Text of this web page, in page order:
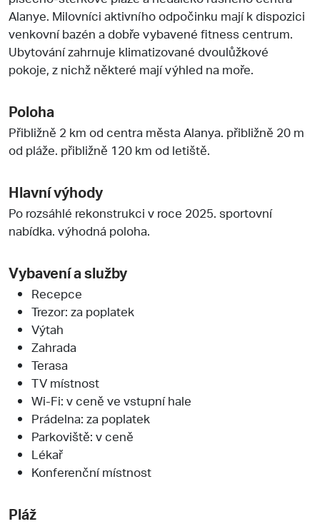
Alanye. Milovníci aktivního odpočinku mají k dispozici
venkovní bazén a dobře vybavené fitness centrum.
Ubytování zahrnuje klimatizované dvoulůžkové
pokoje, z nichž některé mají výhled na moře.
Poloha
Přibližně 2 km od centra města Alanya. přibližně 20 m
od pláže. přibližně 120 km od letiště.
Hlavní výhody
Po rozsáhlé rekonstrukci v roce 2025. sportovní
nabídka. výhodná poloha.
Vybavení a služby
Recepce
Trezor: za poplatek
Výtah
Zahrada
Terasa
TV místnost
Wi-Fi: v ceně ve vstupní hale
Prádelna: za poplatek
Parkoviště: v ceně
Lékař
Konferenční místnost
Pláž